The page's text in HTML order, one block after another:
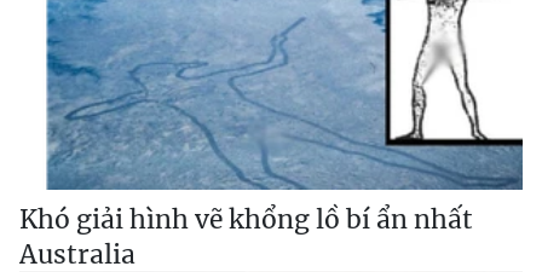
Khó giải hình vẽ khổng lồ bí ẩn nhất
Australia